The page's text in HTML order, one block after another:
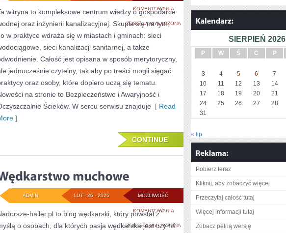
KOMENTOWANIAOCZYSZCZALNIE
ŚCIEKÓW
ZOSTAŁA WYŁĄCZONA
witryna to kompleksowe centrum wiedzy o gospodarce
oraz inżynierii kanalizacyjnej. Skupia się na tym,
w praktyce wdraża się w miastach i gminach: sieci
sieci kanalizacji sanitarnej, a także
Całość jest opisana w sposób merytoryczny,
jednocześnie czytelny, tak aby po treści mogli sięgać
oraz osoby, które dopiero uczą się tematu.
na stronie to Bezpieczeństwo i Awaryjność i
Ścieków. W sercu serwisu znajduje [ Read
]
CONTINUE
MOŻLIWOŚĆ
KOMENTOWANIAWĘDKARSTWO
MUCHOWE
ZOSTAŁA WYŁĄCZONA
LUT - 26 - 2026
ADMIN
haller.pl to blog wędkarski, który powstał z
o osobach, dla których pasja wędkarska jest czymś
SIERPIEŃ 2026
P W Ś C P
3
4 5 6 7
10
11 12 13 14
17
18 19 20 21
24
25 26 27 28
31
« lip
Pobierz teraz
Kliknij, aby zobaczyć więcej
Przeczytaj całość tutaj
Więcej informacji tutaj
Zobacz pełną wersję